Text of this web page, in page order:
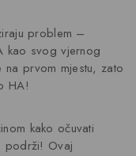
problem –
kao svog vjernog
prvom mjestu, zato
HA!
kako očuvati
podrži! Ovaj